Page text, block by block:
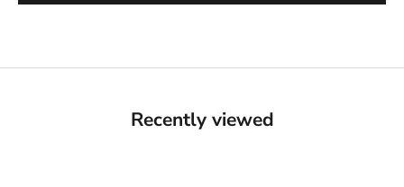
Recently viewed